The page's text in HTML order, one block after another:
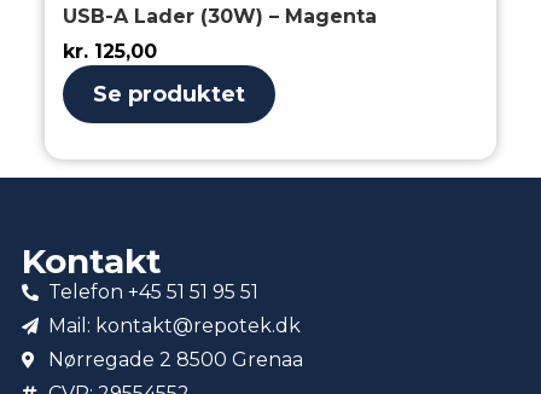
USB-A Lader (30W) – Magenta
kr. 125,00
Se produktet
Kontakt
Telefon +45 51 51 95 51
Mail: kontakt@repotek.dk
Nørregade 2 8500 Grenaa